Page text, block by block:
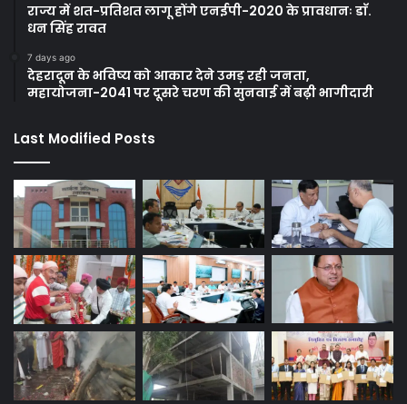
राज्य में शत-प्रतिशत लागू होंगे एनईपी-2020 के प्रावधानः डाॅ.
धन सिंह रावत
7 days ago
देहरादून के भविष्य को आकार देने उमड़ रही जनता,
महायोजना-2041 पर दूसरे चरण की सुनवाई में बढ़ी भागीदारी
Last Modified Posts